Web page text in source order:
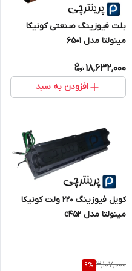
بلت فیوزینگ صنعتی کونیکا
مینولتا مدل ۶۵۰۱
18,632,000
افزودن به سبد
کویل فیوزینگ ۲۲۰ ولت کونیکا
مینولتا مدل c452
3,107,000
9%